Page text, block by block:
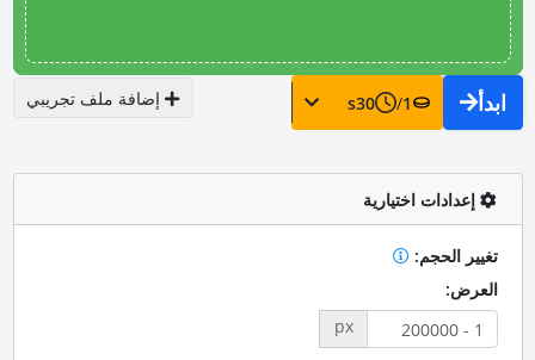
ابدأ 1
/
30
s إضافة ملف تجريبي
إعدادات اختيارية
تغيير الحجم:
العرض:
px